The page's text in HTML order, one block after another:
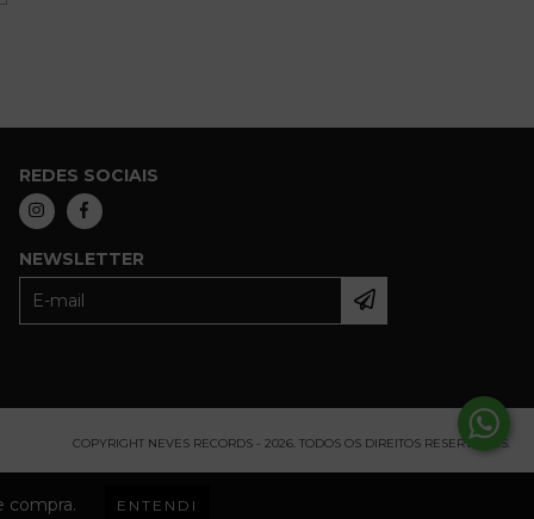
compra. ENTENDI
REDES SOCIAIS
NEWSLETTER
COPYRIGHT NEVES RECORDS - 2026. TODOS OS DIREITOS RESERVADOS.